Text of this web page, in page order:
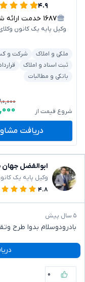
۴.۹
۱۶۸۷ خدمت ارائه شده
وکیل پایه یک کانون
ملکی و املاک
شرکت و
ثبت اسناد و املاک
بانکی و مطالبات
شروع قیمت از
دریافت
ابوالفضل
وکیل پایه یک
۴.۸
۵ سال پیش
بادرودوسلام بدوا طرح
۰